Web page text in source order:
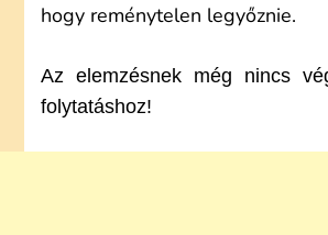
hogy reménytelen legyőznie.
Az elemzésnek még nincs
folytatáshoz!